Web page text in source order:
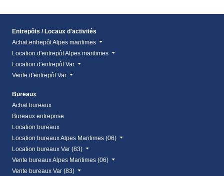
Entrepôts / Locaux d'activités
Achat entrepôt Alpes maritimes
Location d'entrepôt Alpes maritimes
Location d'entrepôt Var
Vente d'entrepôt Var
Bureaux
Achat bureaux
Bureaux entreprise
Location bureaux
Location bureaux Alpes Maritimes (06)
Location bureaux Var (83)
Vente bureaux Alpes Maritimes (06)
Vente bureaux Var (83)